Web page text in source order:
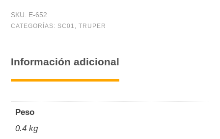
SKU: E-652
CATEGORÍAS: SC01 , TRUPER
Información adicional
Peso
0.4 kg